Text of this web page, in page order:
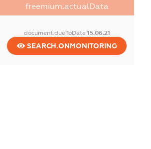
freemium.actualData
document.dueToDate 15.06.21
SEARCH.ONMONITORING